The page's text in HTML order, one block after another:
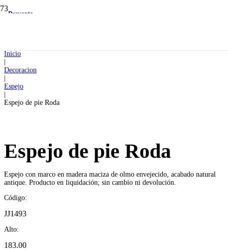
Inicio
|
Decoracion
|
Espejo
|
Espejo de pie Roda
Espejo de pie Roda
Espejo con marco en madera maciza de olmo envejecido, acabado natural
antique. Producto en liquidación; sin cambio ni devolución.
Código:
JJ1493
Alto:
183.00
Preventa
Preventa